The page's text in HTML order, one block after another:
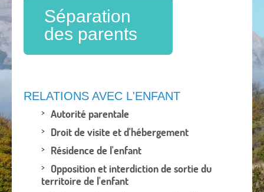
Séparation
des parents
RELATIONS AVEC L'ENFANT
Autorité parentale
Droit de visite et d'hébergement
Résidence de l'enfant
Opposition et interdiction de sortie du
territoire de l'enfant